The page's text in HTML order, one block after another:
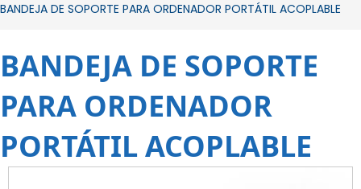
BANDEJA DE SOPORTE PARA ORDENADOR PORTÁTIL ACOPLABLE
BANDEJA DE SOPORTE
PARA ORDENADOR
PORTÁTIL ACOPLABLE